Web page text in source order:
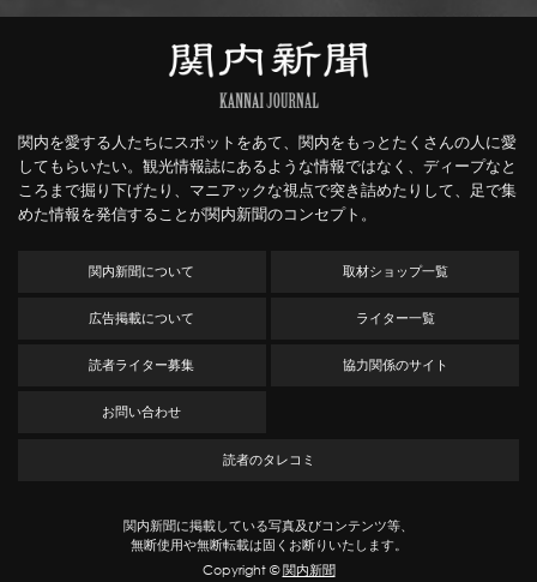
関内を愛する人たちにスポットをあて、関内をもっとたくさんの人に愛
してもらいたい。観光情報誌にあるような情報ではなく、ディープなと
ころまで掘り下げたり、マニアックな視点で突き詰めたりして、足で集
めた情報を発信することが関内新聞のコンセプト。
関内新聞について 取材ショップ一覧
広告掲載について ライター一覧
読者ライター募集 協力関係のサイト
お問い合わせ
読者のタレコミ
関内新聞に掲載している写真及びコンテンツ等、
無断使用や無断転載は固くお断りいたします。
Copyright ©関内新聞